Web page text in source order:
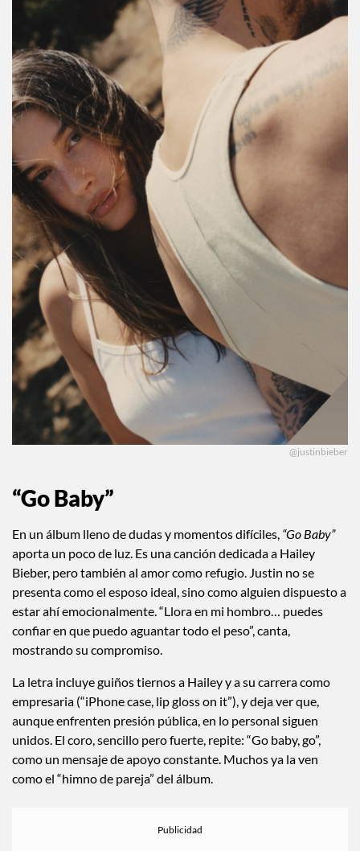
@justinbieber
“Go Baby”
En un álbum lleno de dudas y momentos difíciles, “Go Baby”
aporta un poco de luz. Es una canción dedicada a Hailey
Bieber, pero también al amor como refugio. Justin no se
presenta como el esposo ideal, sino como alguien dispuesto a
estar ahí emocionalmente. “Llora en mi hombro… puedes
confiar en que puedo aguantar todo el peso”, canta,
mostrando su compromiso.
La letra incluye guiños tiernos a Hailey y a su carrera como
empresaria (“iPhone case, lip gloss on it”), y deja ver que,
aunque enfrenten presión pública, en lo personal siguen
unidos. El coro, sencillo pero fuerte, repite: “Go baby, go”,
como un mensaje de apoyo constante. Muchos ya la ven
como el “himno de pareja” del álbum.